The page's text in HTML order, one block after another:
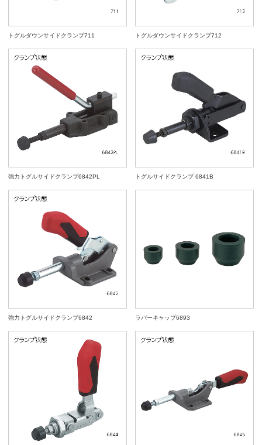
トグルダウンサイドクランプ711 トグルダウンサイドクランプ712
強力トグルサイドクランプ6842PL トグルサイドクランプ 6841B
強力トグルサイドクランプ6842 ラバーキャップ6893